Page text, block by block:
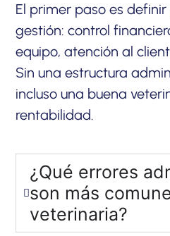
El primer paso es
gestión: control
equipo, atención al
Sin una estructura
incluso una buena
rentabilidad.
¿Qué errores
son más
veterinaria?